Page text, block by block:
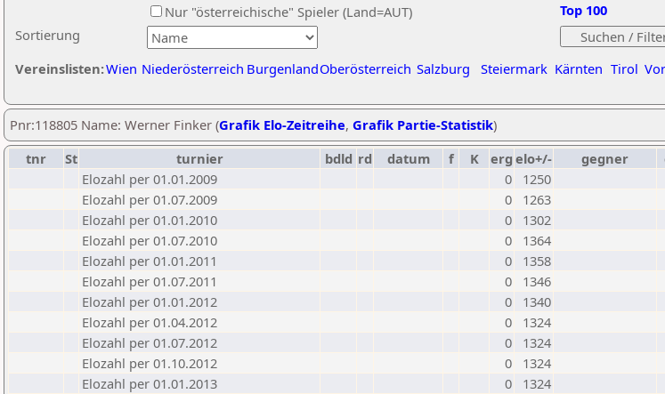
Sortierung
Nur "österreichische" Spieler (Land=AUT)
Vereinslisten:Wien Niederösterreich BurgenlandOberösterreich Salzburg Steiermark Kärnten Tirol
Top 100
Pnr:118805 Name: Werner Finker (Grafik Elo-Zeitreihe, Grafik Partie-Statistik)
tnr
St turnier bdld rd datum f K erg elo+/- gegner
Elozahl per 01.01.2009
0
1250
Elozahl per 01.07.2009
0
1263
Elozahl per 01.01.2010
0
1302
Elozahl per 01.07.2010
0
1364
Elozahl per 01.01.2011
0
1358
Elozahl per 01.07.2011
0
1346
Elozahl per 01.01.2012
0
1340
Elozahl per 01.04.2012
0
1324
Elozahl per 01.07.2012
0
1324
Elozahl per 01.10.2012
0
1324
Elozahl per 01.01.2013
0
1324